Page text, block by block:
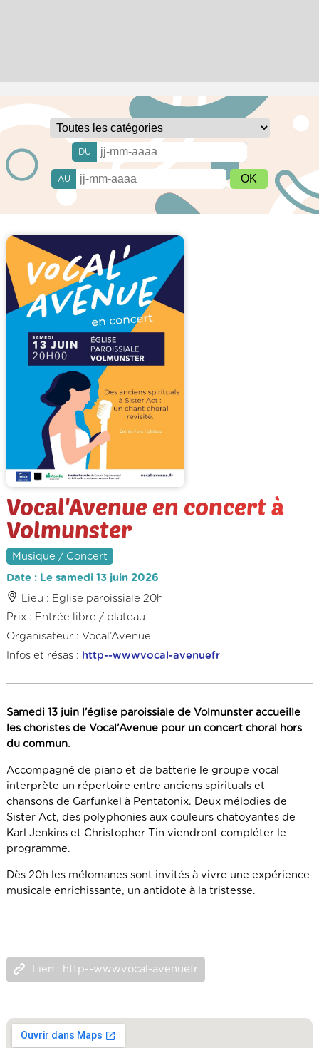
DU
AU
Vocal'Avenue en concert à
Volmunster
Musique / Concert
Date : Le samedi 13 juin 2026
Lieu : Eglise paroissiale 20h
Prix : Entrée libre / plateau
Organisateur : Vocal’Avenue
Infos et résas : http--wwwvocal-avenuefr
Samedi 13 juin l’église paroissiale de Volmunster accueille
les choristes de Vocal’Avenue pour un concert choral hors
du commun.
Accompagné de piano et de batterie le groupe vocal
interprète un répertoire entre anciens spirituals et
chansons de Garfunkel à Pentatonix. Deux mélodies de
Sister Act, des polyphonies aux couleurs chatoyantes de
Karl Jenkins et Christopher Tin viendront compléter le
programme.
Dès 20h les mélomanes sont invités à vivre une expérience
musicale enrichissante, un antidote à la tristesse.
Lien : http--wwwvocal-avenuefr